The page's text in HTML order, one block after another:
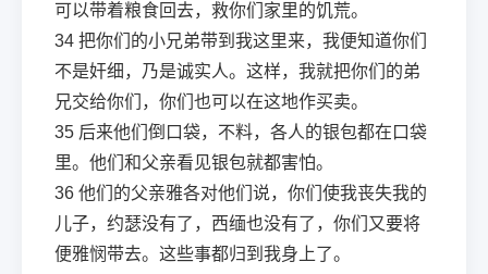
可以带着粮食回去，救你们家里的饥荒。
34 把你们的小兄弟带到我这里来，我便知道你们
不是奸细，乃是诚实人。这样，我就把你们的弟
兄交给你们，你们也可以在这地作买卖。
35 后来他们倒口袋，不料，各人的银包都在口袋
里。他们和父亲看见银包就都害怕。
36 他们的父亲雅各对他们说，你们使我丧失我的
儿子，约瑟没有了，西缅也没有了，你们又要将
便雅悯带去。这些事都归到我身上了。